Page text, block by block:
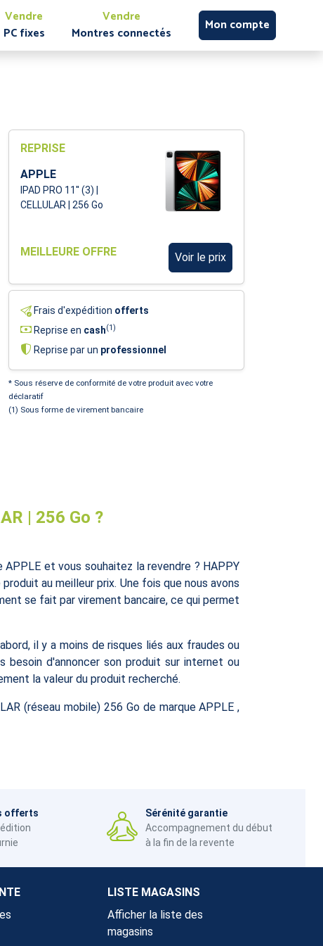
Vendre
PC fixes
Vendre
Montres connectés
Mon compte
REPRISE
APPLE
IPAD PRO 11'' (3) |
CELLULAR | 256 Go
MEILLEURE OFFRE Voir le prix
Frais d'expédition offerts
Reprise en cash(1)
Reprise par un professionnel
* Sous réserve de conformité de votre produit avec votre
déclaratif
(1) Sous forme de virement bancaire
| 256 Go ?
et vous souhaitez la revendre ? HAPPY
au meilleur prix. Une fois que nous avons
se fait par virement bancaire, ce qui permet
il y a moins de risques liés aux fraudes ou
d'annoncer son produit sur internet ou
la valeur du produit recherché.
(réseau mobile) 256 Go de marque APPLE ,
offerts
Sérénité garantie
Accompagnement du début
à la fin de la revente
LISTE MAGASINS
Afficher la liste des
magasins